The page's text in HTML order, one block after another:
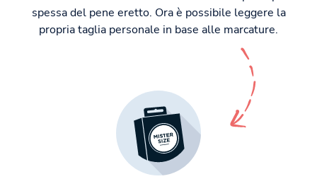
spessa del pene eretto. Ora è possibile leggere la
propria taglia personale in base alle marcature.